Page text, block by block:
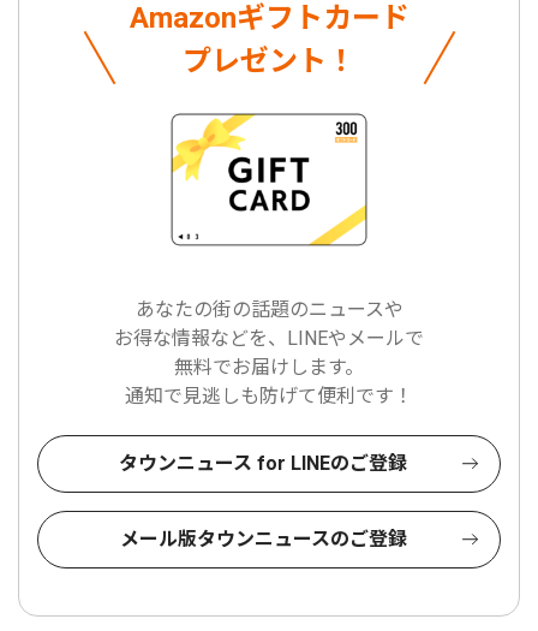
Amazonギフトカード
プレゼント！
あなたの街の話題のニュースや
お得な情報などを、LINEやメールで
無料でお届けします。
通知で見逃しも防げて便利です！
タウンニュース for LINEのご登録
メール版タウンニュースのご登録